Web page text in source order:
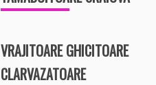
VRAJITOARE GHICITOARE
CLARVAZATOARE